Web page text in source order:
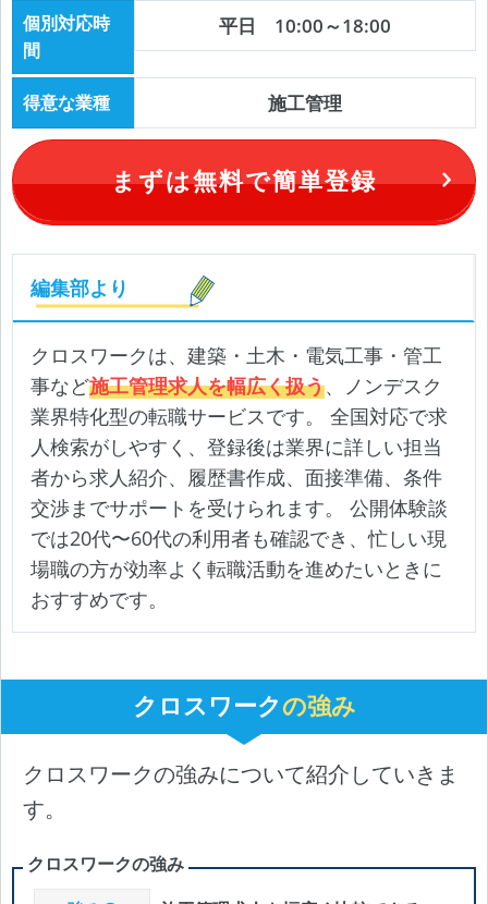
個別対応時
間
平日 10:00～18:00
得意な業種 施工管理
まずは無料で簡単登録
編集部より
クロスワークは、建築・土木・電気工事・管工
事など施工管理求人を幅広く扱う、ノンデスク
業界特化型の転職サービスです。 全国対応で求
人検索がしやすく、登録後は業界に詳しい担当
者から求人紹介、履歴書作成、面接準備、条件
交渉までサポートを受けられます。 公開体験談
では20代〜60代の利用者も確認でき、忙しい現
場職の方が効率よく転職活動を進めたいときに
おすすめです。
クロスワークの強み
クロスワークの強みについて紹介していきま
す。
クロスワークの強み